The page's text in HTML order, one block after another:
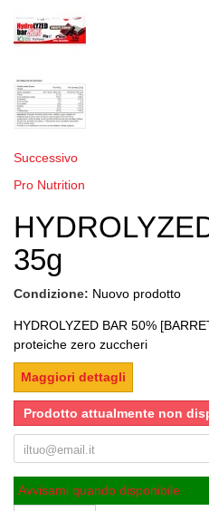
Successivo
Pro Nutrition
35g
Condizione: Nuovo prodotto
HYDROLYZED BAR 50%
proteiche zero zuccheri
Maggiori dettagli
Prodotto attualmente non
Avvisami quando disponibile